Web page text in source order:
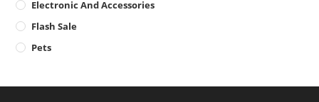
Electronic And Accessories
Flash Sale
Pets